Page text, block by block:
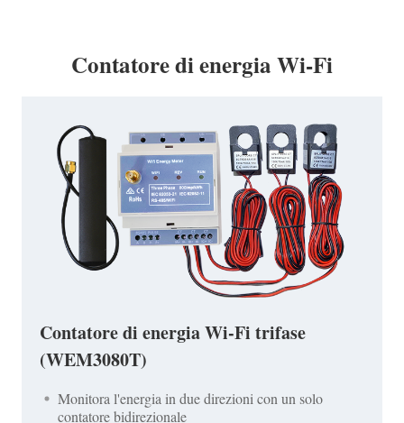
Contatore di energia Wi-Fi
Contatore di energia Wi-Fi trifase
(WEM3080T)
Monitora l'energia in due direzioni con un solo
contatore bidirezionale